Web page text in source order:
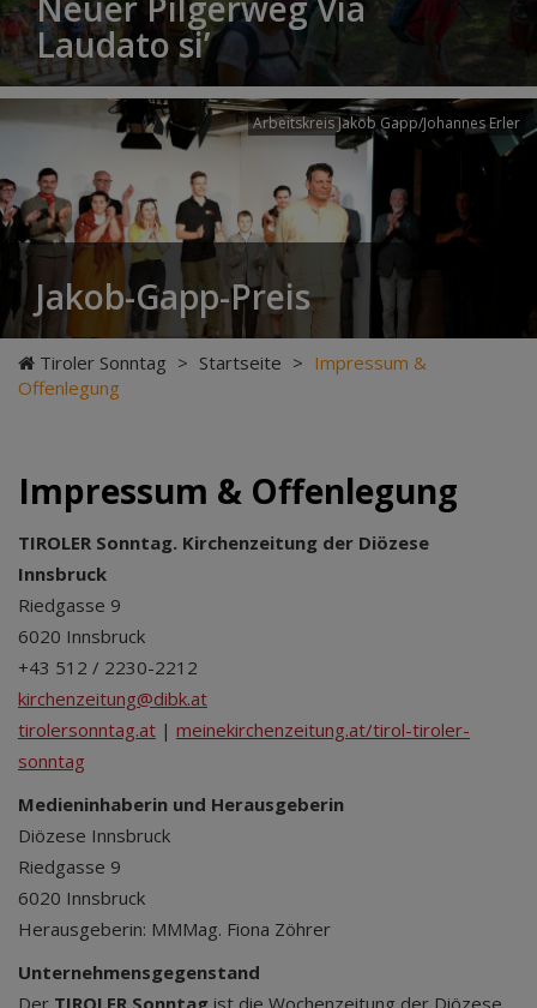
Laudato si’
Arbeitskreis Jakob Gapp/Johannes Erler
Jakob-Gapp-Preis
Tiroler Sonntag > Startseite > Impressum &
Offenlegung
Impressum & Offenlegung
TIROLER Sonntag. Kirchenzeitung der Diözese
Innsbruck
Riedgasse 9
6020 Innsbruck
+43 512 / 2230-2212
kirchenzeitung@dibk.at
tirolersonntag.at | meinekirchenzeitung.at/tirol-tiroler-
sonntag
Medieninhaberin und Herausgeberin
Di­özese Innsbruck
Riedgasse 9
6020 Innsbruck
Herausgeberin: MMMag. Fiona Zöhrer
Unternehmensgegenstand
Der TIROLER Sonntag ist die Wochenzeitung der Diözese